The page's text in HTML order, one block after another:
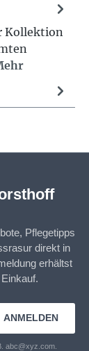
Kollektion
Pflegetipps
direkt in
erhältst
ANMELDEN
abc@xyz.com.